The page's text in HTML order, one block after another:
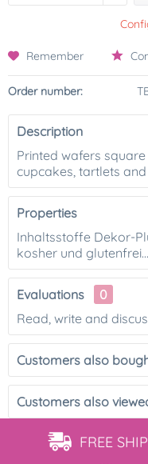
Remember
Order number:
Description
Printed wafers
cupcakes, tartlets and
Properties
Inhaltsstoffe Dekor-
kosher und
Evaluations
0
Read, write and
Customers also
Customers also
FREE